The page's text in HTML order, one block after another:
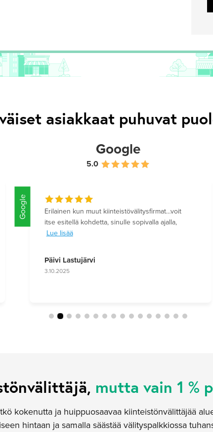
asiakkaat puhuvat
Google
5.0
Google
Olen erittäin tyytyväinen siihen miten asunnon
myynti oli itselle vaivatonta Lue lisää
Merja Dahlgren
4.6.2025
mutta vain 1 %
kokenutta ja huippuosaavaa kiinteistönvälittäjää
hintaan ja samalla säästää välityspalkkiossa